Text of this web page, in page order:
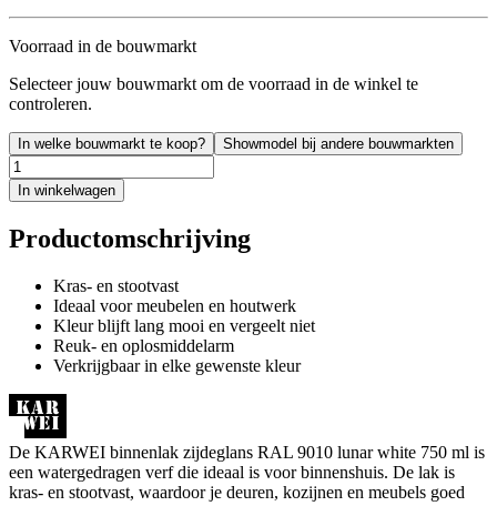
Voorraad in de bouwmarkt
Selecteer jouw bouwmarkt om de voorraad in de winkel te
controleren.
In welke bouwmarkt te koop? Showmodel bij andere bouwmarkten
In winkelwagen
Productomschrijving
Kras- en stootvast
Ideaal voor meubelen en houtwerk
Kleur blijft lang mooi en vergeelt niet
Reuk- en oplosmiddelarm
Verkrijgbaar in elke gewenste kleur
De KARWEI binnenlak zijdeglans RAL 9010 lunar white 750 ml is
een watergedragen verf die ideaal is voor binnenshuis. De lak is
kras- en stootvast, waardoor je deuren, kozijnen en meubels goed